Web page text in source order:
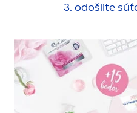
3. odošlite